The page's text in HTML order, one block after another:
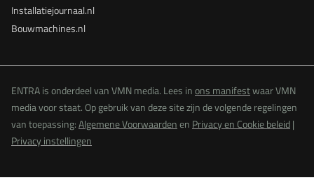
Installatiejournaal.nl
Bouwmachines.nl
ENTRA is onderdeel van VMN media. Lees inons manifestwaar VMN
media voor staat. Op gebruik van deze site zijn de volgende regelingen
van toepassing:Algemene Voorwaardenen Privacy en Cookie beleid|
Privacy instellingen